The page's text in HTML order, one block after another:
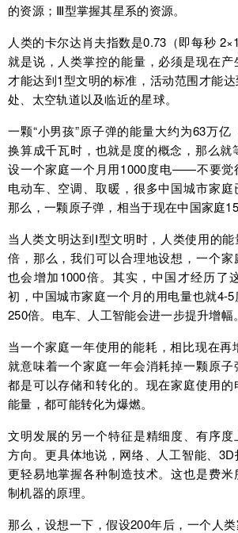
的资源；Ⅲ型掌握其星系的资源。
人类的卡尔达肖夫指数是0.73（即每秒
就是说，人类掌控的能量，必须是现在产
才能达到1型文明的标准，活动范围才能
处、太空轨道以及临近的星球。
一颗“小男孩”原子弹的能量大约为63万亿
换算成千瓦时，也就是度的概念，那么就
设一个家庭一个月用1000度电——不要觉
电动车、空调、取暖，很多中国城市家庭
那么，一颗原子弹，相当于现在中国家庭
当人类文明达到Ⅰ型文明时，人类使用的
倍，那么，我们可以合理地设想，一个家
也会增加1000倍。其实，中国才经历了
初，中国城市家庭一个月的用电量也就4-
250倍。电车、人工智能会进一步提升增幅。
当一个家庭一年使用的能耗，相比现在再
就意味着一个家庭一年会消耗掉一颗原
都是可以存储和转化的。现在家庭使用
能量，都可能转化为爆燃。
文明发展的另一个特征是精细度、有序
方向。更具体地说，网络、人工智能、
更轻易地掌握各种制造技术。这也是费米
制机器的原理。
那么，设想一下，假设200年后，一个人